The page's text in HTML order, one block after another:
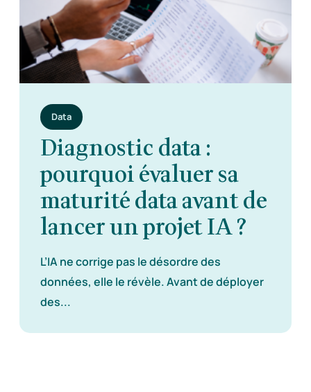
Data
Diagnostic data :
pourquoi évaluer sa
maturité data avant de
lancer un projet IA ?
L’IA ne corrige pas le désordre des
données, elle le révèle. Avant de déployer
des...